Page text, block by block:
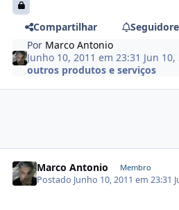
Compartilhar
Por Marco Antonio
Junho 10, 2011 em 23:31 Jun 10,
outros produtos e serviços
Marco Antonio Membro
Postado Junho 10, 2011 em 23:31